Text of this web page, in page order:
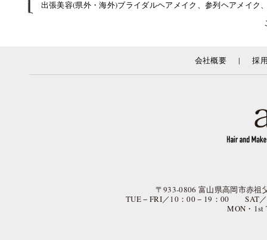
出張美容(県外・海外)ブライダルヘアメイク、参列ヘアメイ
会社概要 | 採
〒933-0806 富山県高岡市赤
TUE − FRI／10：00 − 19：00 SAT
MON・1st